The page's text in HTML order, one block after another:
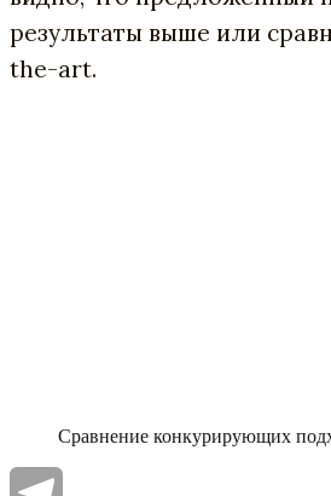
результаты выше или
the-art.
Сравнение конкурирующих